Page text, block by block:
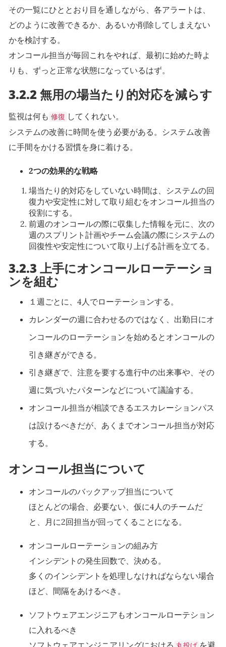
その一覧にひととおり目を通しながら、各アラートは、
どのように改善できるか、あるいか削除してしまえない
かを検討する。
オンコール担当が毎回これをやれば、最初に始めた時よ
りも、ずっと正常な状態になっているはず。
3.2.2 無用の場当たり的対応を減らす
監視は何も 修復 してくれない。
システムの改善に時間を使う必要がある。システム改善
に手間をかける習慣を身に着ける。
2つの効果的な戦略
場当たり的対応をしていない時間は、システムの回
復力や安定性に対して取り組むをオンコール担当の
役割にする。
前週のオンコールの際に収集した情報を元に、次の
週のスプリント計画やチーム会議の際にシステムの
回復性や安定性について取り上げる計画を立てる。
3.2.3 上手にオンコールローテーショ
ンを組む
１週ごとに、4人でローテーションする。
カレンダーの週に合わせるのではなく、出勤日にオ
ンコールのローテーションを始めるとオンコールの
引き継ぎができる。
引き継ぎで、注意を要する進行中の出来事や、その
週に気づいたパターンなどについて議論する。
オンコール担当が相談できるエスカレーションパス
は設けるべきだが、あくまでオンコール担当が対応
する。
オンコール担当について
オンコールのバックアップ担当について
ほとんどの場合、必要ない、仮に4人のチームだ
と、月に2回担当が回ってくることになる。
オンコールローテーションの組み方
インシデントの発生回数で、決める。
多くのインシデントを処理しなければならない場合
ほど、間隔をあけるべき。
ソフトウェアエンジニアもオンコールローテション
に入れるべき
ソフトウェアエンジニアリングにおける
を避